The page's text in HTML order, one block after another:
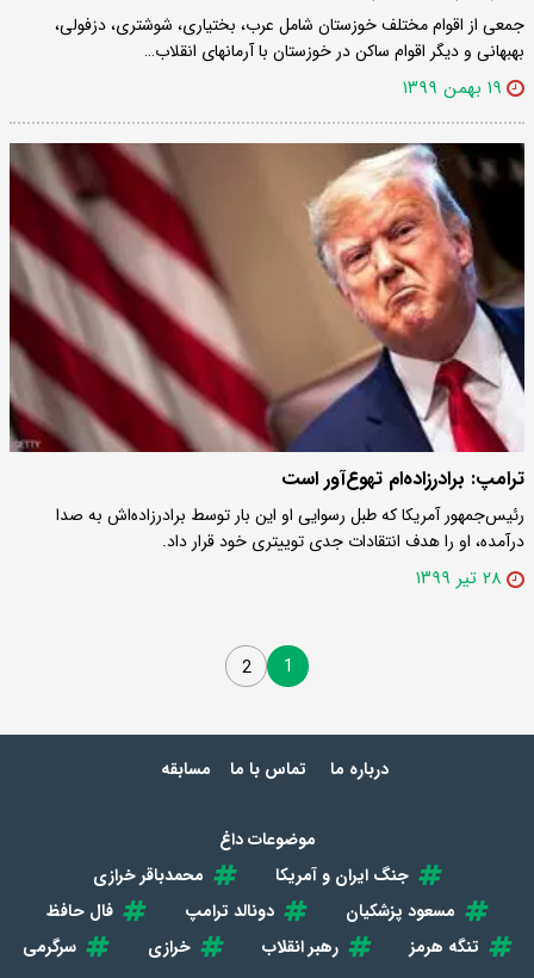
جمعی از اقوام مختلف خوزستان شامل عرب، بختیاری، شوشتری، دزفولی،
بهبهانی و دیگر اقوام ساکن در خوزستان با آرمانهای انقلاب…
۱۹ بهمن ۱۳۹۹
ترامپ: برادرزاده‌ام تهوع‌آور است
رئیس‌جمهور آمریکا که طبل رسوایی او این بار توسط برادرزاده‌اش به صدا
درآمده، او را هدف انتقادات جدی توییتری خود قرار داد.
۲۸ تیر ۱۳۹۹
1
2
درباره ما تماس با ما مسابقه
موضوعات داغ
جنگ ایران و آمریکا
محمدباقر خرازی
مسعود پزشکیان
دونالد ترامپ
فال حافظ
تنگه هرمز
رهبر انقلاب خرازی سرگرمی